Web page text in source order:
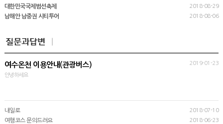
대한민국국제범선축제 2018-08-29
남해안 남중권 시티투어 2018-08-06
여수온천 이용안내(관광버스)
안녕하세요
2019-01-23
내일로 2018-07-10
여행코스 문의드려요 2018-06-23